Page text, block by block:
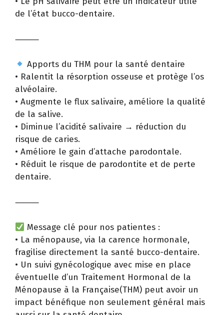
de l’état bucco-dentaire.
⸻
Apports du THM pour la santé dentaire
• Ralentit la résorption osseuse et protège l’os
alvéolaire.
• Augmente le flux salivaire, améliore la qualité
de la salive.
• Diminue l’acidité salivaire → réduction du
risque de caries.
• Améliore le gain d’attache parodontale.
• Réduit le risque de parodontite et de perte
dentaire.
⸻
Message clé pour nos patientes :
• La ménopause, via la carence hormonale,
fragilise directement la santé bucco-dentaire.
• Un suivi gynécologique avec mise en place
éventuelle d’un Traitement Hormonal de la
Ménopause à la Française(THM) peut avoir un
impact bénéfique non seulement général mais